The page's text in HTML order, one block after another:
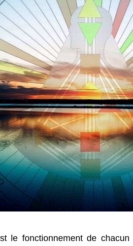
le fonctionnement de